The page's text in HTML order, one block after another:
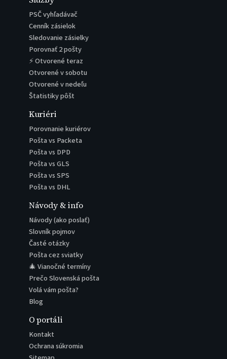
PSČ vyhľadávač
Cenník zásielok
Sledovanie zásielky
Porovnať 2 pošty
⚡ Otvorené teraz
Otvorené v sobotu
Otvorené v nedeľu
Štatistiky pôšt
Kuriéri
Porovnanie kuriérov
Pošta vs Packeta
Pošta vs DPD
Pošta vs GLS
Pošta vs SPS
Pošta vs DHL
Návody & info
Návody (ako poslať)
Slovník pojmov
Časté otázky
Pošta cez sviatky
🎄 Vianočné termíny
Prečo Slovenská pošta
Volá vám pošta?
Blog
O portáli
Kontakt
Ochrana súkromia